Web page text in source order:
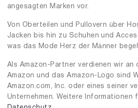
angesagten Marken vor.
Von Oberteilen und Pullovern über
Jacken bis hin zu Schuhen und
was das Mode Herz der Männer
Als Amazon-Partner verdienen wir an
Amazon und das Amazon-Logo sind
Amazon.com, Inc. oder eines seiner
Unternehmen. Weitere Informationen